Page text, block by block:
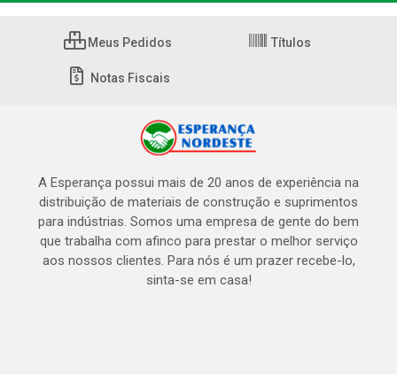
Meus Pedidos Títulos
Notas Fiscais
A Esperança possui mais de 20 anos de experiência na
distribuição de materiais de construção e suprimentos
para indústrias. Somos uma empresa de gente do bem
que trabalha com afinco para prestar o melhor serviço
aos nossos clientes. Para nós é um prazer recebe-lo,
sinta-se em casa!